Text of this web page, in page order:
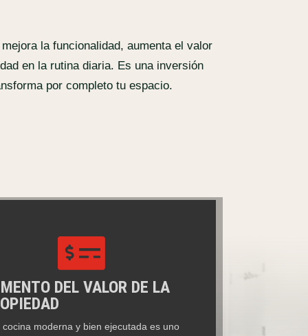
la funcionalidad, aumenta el valor
en la rutina diaria. Es una inversión
por completo tu espacio.

DEL VALOR DE LA
cocina moderna y bien ejecutada es uno